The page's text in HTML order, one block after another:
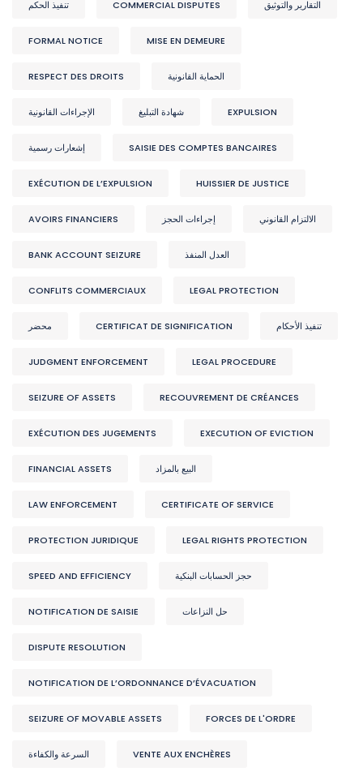
تنفيذ الحكم COMMERCIAL DISPUTES التقارير والتوثيق
FORMAL NOTICE MISE EN DEMEURE
RESPECT DES DROITS الحماية القانونية
الإجراءات القانونية شهادة التبليغ EXPULSION
إشعارات رسمية SAISIE DES COMPTES BANCAIRES
EXÉCUTION DE L’EXPULSION HUISSIER DE JUSTICE
AVOIRS FINANCIERS إجراءات الحجز الالتزام القانوني
BANK ACCOUNT SEIZURE العدل المنفذ
CONFLITS COMMERCIAUX LEGAL PROTECTION
محضر CERTIFICAT DE SIGNIFICATION تنفيذ الأحكام
JUDGMENT ENFORCEMENT LEGAL PROCEDURE
SEIZURE OF ASSETS RECOUVREMENT DE CRÉANCES
EXÉCUTION DES JUGEMENTS EXECUTION OF EVICTION
FINANCIAL ASSETS البيع بالمزاد
LAW ENFORCEMENT CERTIFICATE OF SERVICE
PROTECTION JURIDIQUE LEGAL RIGHTS PROTECTION
SPEED AND EFFICIENCY حجز الحسابات البنكية
NOTIFICATION DE SAISIE حل النزاعات
DISPUTE RESOLUTION
NOTIFICATION DE L’ORDONNANCE D’ÉVACUATION
SEIZURE OF MOVABLE ASSETS FORCES DE L'ORDRE
السرعة والكفاءة VENTE AUX ENCHÈRES